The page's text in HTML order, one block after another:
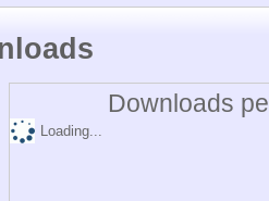
Downloads
Loading...